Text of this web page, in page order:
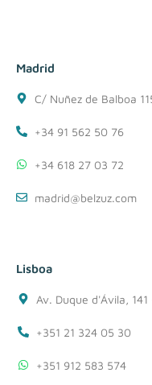
Madrid
C/ Nuñez de Balboa
+34 91 562 50 76
+34 618 27 03 72
madrid@belzuz.com
Lisboa
Av. Duque d'Ávila,
+351 21 324 05 30
+351 912 583 574